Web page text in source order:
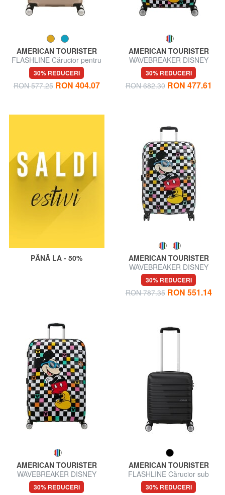
AMERICAN TOURISTER
FLASHLINE Cărucior pentru
bagaje de mână
30% REDUCERI
RON 577.25 RON 404.07
AMERICAN TOURISTER
WAVEBREAKER DISNEY
Cărucior pentru bagaje de
mână
30% REDUCERI
RON 682.30 RON 477.61
PÂNĂ LA - 50%
AMERICAN TOURISTER
WAVEBREAKER DISNEY
Cărucior mediu
30% REDUCERI
RON 787.35 RON 551.14
AMERICAN TOURISTER
WAVEBREAKER DISNEY
Cărucior mare
30% REDUCERI
AMERICAN TOURISTER
FLASHLINE Cărucior sub
scaun
30% REDUCERI